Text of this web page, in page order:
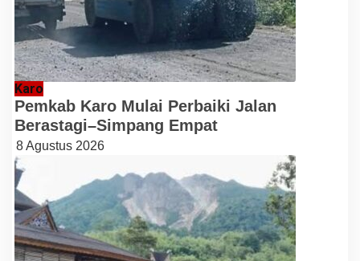
Karo
Pemkab Karo Mulai Perbaiki Jalan
Berastagi–Simpang Empat
8 Agustus 2026